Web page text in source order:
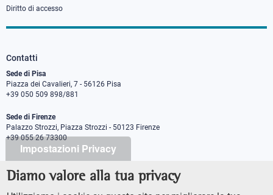
Impostazioni Privacy
Diamo valore alla tua privacy
Diritto di accesso
Contatti
Sede di Pisa
Piazza dei Cavalieri, 7 - 56126 Pisa
+39 050 509 898/881
Sede di Firenze
Palazzo Strozzi, Piazza Strozzi - 50123 Firenze
+39 055 26 73300
PEC protocollo@pec.sns.it
Codice Fiscale 8000 5050507